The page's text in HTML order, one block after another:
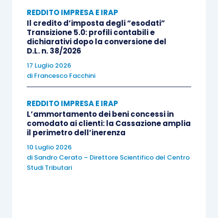
fornire indicazioni circa le modalità di
contabilizzazione della detrazione in questione,
aveva riconosciuto come per “detrazione
sottrarre da un’imposta (lorda)
legalmente l’ammontare, determinando così
l’imposta “netta”, con la conseguenza che si
sarebbe dovuto fareriferimento al Principio
contabile OIC 25per ogni dettaglio circa la sua
contabilizzazione.
REDDITO IMPRESA E IRAP
Il credito d’imposta degli “esodati”
Transizione 5.0: profili contabili e
dichiarativi dopo la conversione del
D.L. n. 38/2026
17 Luglio 2026
di Francesco Facchini
REDDITO IMPRESA E IRAP
L’ammortamento dei beni concessi in
comodato ai clienti: la Cassazione amplia
il perimetro dell’inerenza
10 Luglio 2026
di Sandro Cerato – Direttore Scientifico del Centro
Studi Tributari